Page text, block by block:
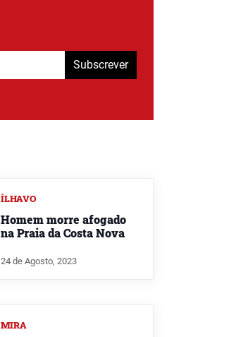
Subscrever
ÍLHAVO
Homem morre afogado
na Praia da Costa Nova
24 de Agosto, 2023
MIRA